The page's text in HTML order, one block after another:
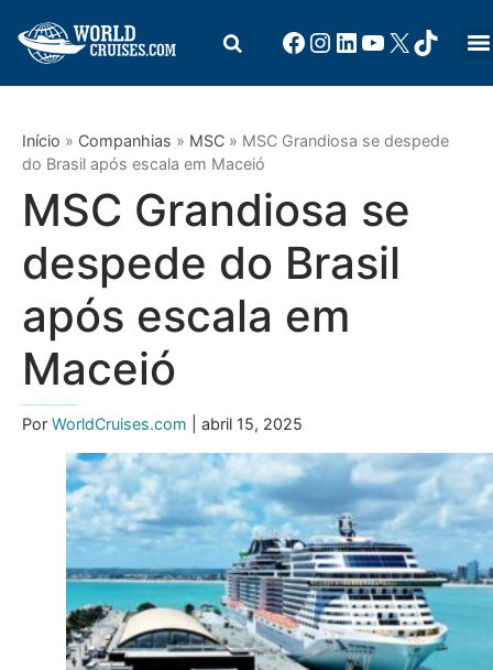
Início » Companhias » MSC » MSC Grandiosa se despede
do Brasil após escala em Maceió
MSC Grandiosa se
despede do Brasil
após escala em
Maceió
Por WorldCruises.com | abril 15, 2025